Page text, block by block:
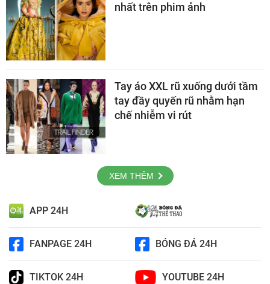
nhất trên phim ảnh
Tay áo XXL rũ xuống dưới tầm
tay đầy quyến rũ nhằm hạn
chế nhiễm vi rút
XEM THÊM
APP 24H
FANPAGE 24H BÓNG ĐÁ 24H
TIKTOK 24H YOUTUBE 24H